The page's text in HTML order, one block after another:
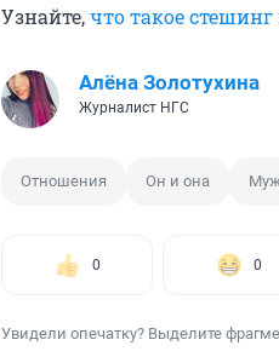
Узнайте,что такое стешинг
Алёна Золотухина
Журналист НГС
Отношения Он и она
0 0
Увидели опечатку? Выделите